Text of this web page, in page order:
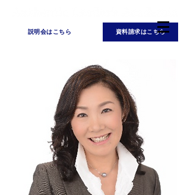
説明会はこちら 資料請求はこちら